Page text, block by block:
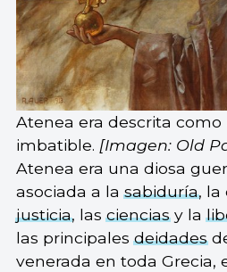
Atenea era descrita como
imbatible. [Imagen: Old
Atenea era una diosa
asociada a lasabiduría, la
justicia, lascienciasy la
las principalesdeidades
venerada en toda Grecia,